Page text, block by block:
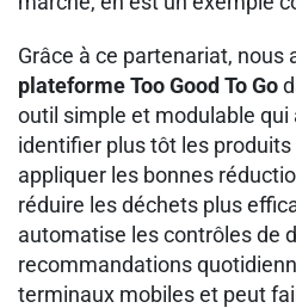
Grâce à ce partenariat, nous
plateforme Too Good To Go
outil simple et modulable qui
identifier plus tôt les
appliquer les bonnes
réduire les déchets plus
automatise les contrôles de
recommandations
terminaux mobiles et peut